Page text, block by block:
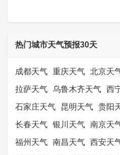
热门城市天气预报30天
成都天气 重庆天气 北京天
拉萨天气 乌鲁木齐天气 西
石家庄天气 昆明天气 贵阳
长春天气 银川天气 南京天
福州天气 南昌天气 西安天